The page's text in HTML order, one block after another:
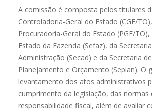
A comissão é composta pelos titulares
Controladoria-Geral do Estado (CGE/
Procuradoria-Geral do Estado (PGE/
Estado da Fazenda (Sefaz), da
Administração (Secad) e da Secretaria
Planejamento e Orçamento (Seplan). O
levantamento dos atos administrativos
cumprimento da legislação, das normas
responsabilidade fiscal, além de avaliar